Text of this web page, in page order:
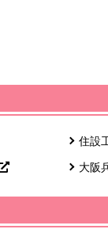
住設
大阪